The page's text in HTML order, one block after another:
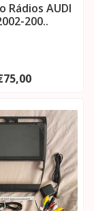
Rádios AUDI
200..